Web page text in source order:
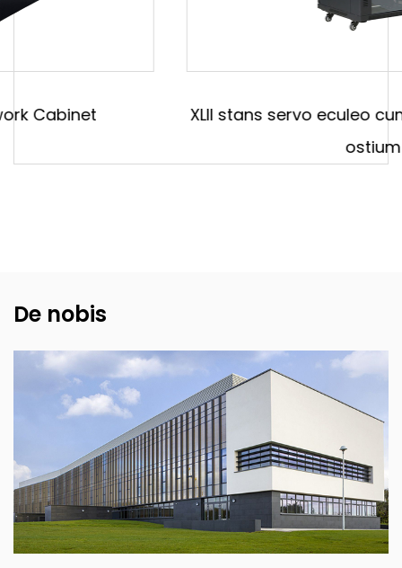
XLII stans servo eculeo cum ingenio speculum
De nobis